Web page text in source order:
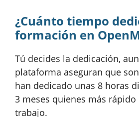
¿Cuánto tiempo
formación en
Tú decides la dedicación,
plataforma aseguran que
han dedicado unas 8 horas
3 meses quienes más
trabajo.